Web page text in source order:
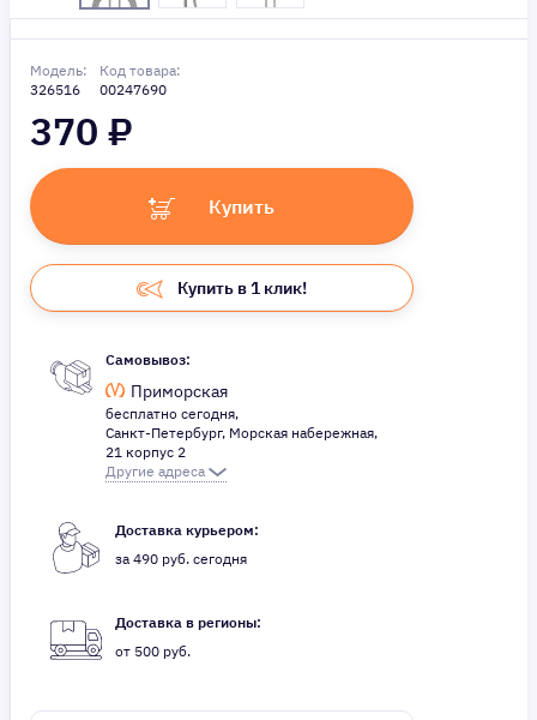
Модель:
326516
Код товара:
00247690
370 ₽
Купить
Купить в 1 клик!
Самовывоз:
Приморская
бесплатно сегодня,
Санкт-Петербург, Морская набережная,
21 корпус 2
Другие адреса
Доставка курьером:
за 490 руб. сегодня
Доставка в регионы:
от 500 руб.